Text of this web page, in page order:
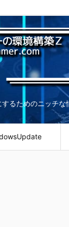
るためのニッチな